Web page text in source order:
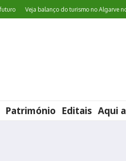
Veja balanço do turismo no Algarve no
Património Editais Aqui